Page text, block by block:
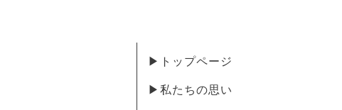
▶︎トップページ
▶︎私たちの思い